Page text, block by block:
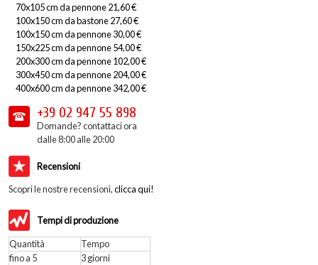
70x105 cm da pennone 21,60 €
100x150 cm da bastone 27,60 €
100x150 cm da pennone 30,00 €
150x225 cm da pennone 54,00 €
200x300 cm da pennone 102,00 €
300x450 cm da pennone 204,00 €
400x600 cm da pennone 342,00 €
+39 02 947 55 898
Domande? contattaci ora
dalle 8:00 alle 20:00
Recensioni
Scopri le nostre recensioni,clicca qui!
Tempi di produzione
Quantità
Tempo
fino a 5
3 giorni